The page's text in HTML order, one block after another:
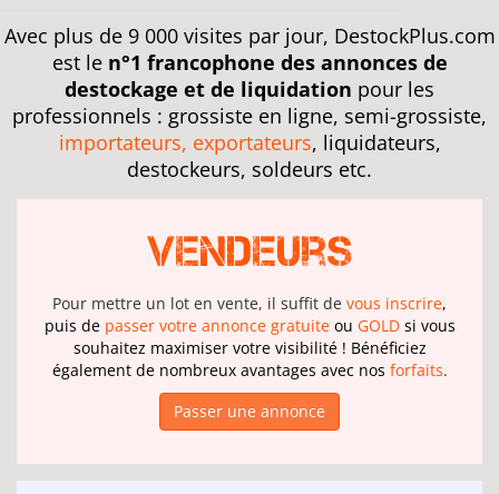
Avec plus de 9 000 visites par jour, DestockPlus.com
est le n°1 francophone des annonces de
destockage et de liquidation pour les
professionnels : grossiste en ligne, semi-grossiste,
importateurs, exportateurs, liquidateurs,
destockeurs, soldeurs etc.
Vendeurs
Pour mettre un lot en vente, il suffit de vous inscrire,
puis de passer votre annonce gratuite ou GOLD si vous
souhaitez maximiser votre visibilité ! Bénéficiez
également de nombreux avantages avec nos forfaits.
Passer une annonce